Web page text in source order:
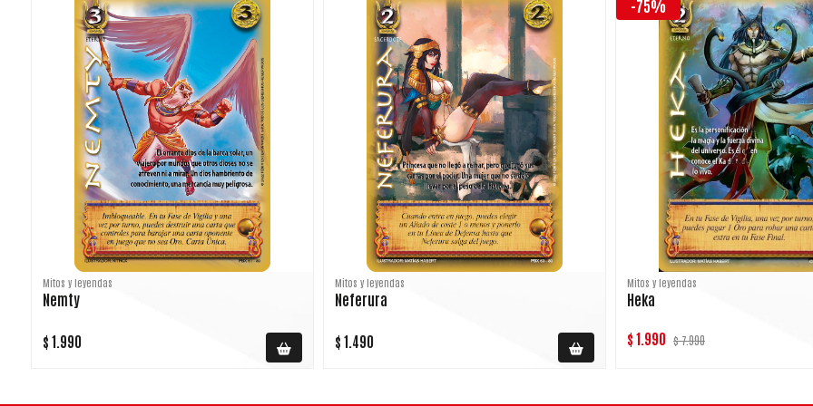
Mitos y leyendas
Nemty
$ 1.990
Mitos y leyendas
Neferura
$ 1.490
-75%
Mitos y leyendas
Heka
$ 1.990 $ 7.990